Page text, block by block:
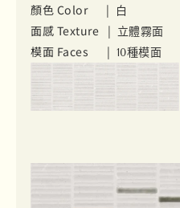
顏色 Color | 白
面感 Texture | 立體霧面
模面 Faces | 10種模面